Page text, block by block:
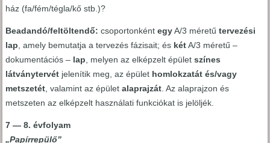
ház (fa/fém/tégla/kő stb.)?
Beadandó/feltöltendő: csoportonkéntegyA/3 méretűtervezési
lap , amely bemutatja a tervezés fázisait; és kétA/3 méretű –
dokumentációs – lap , melyen az elképzelt épületszínes
látványtervét jelenítik meg, az épület homlokzatát és/vagy
metszetét , valamint az épületalaprajzát . Az alaprajzon és
metszeten az elképzelt használati funkciókat is jelöljék.
7 — 8. évfolyam
„Papírrepülő”